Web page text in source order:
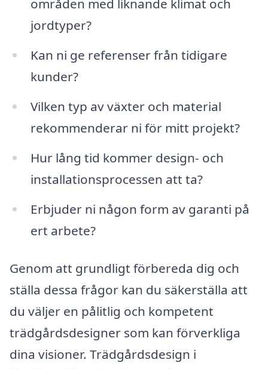
områden med liknande klimat och
jordtyper?
Kan ni ge referenser från tidigare
kunder?
Vilken typ av växter och material
rekommenderar ni för mitt projekt?
Hur lång tid kommer design- och
installationsprocessen att ta?
Erbjuder ni någon form av garanti på
ert arbete?
Genom att grundligt förbereda dig och
ställa dessa frågor kan du säkerställa att
du väljer en pålitlig och kompetent
trädgårdsdesigner som kan förverkliga
dina visioner. Trädgårdsdesign i